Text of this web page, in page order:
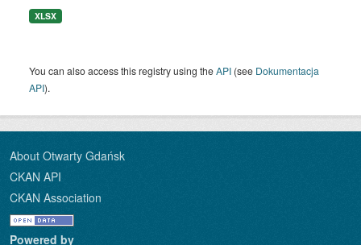
XLSX
You can also access this registry using theAPI (see Dokumentacja
API).
About Otwarty Gdańsk
CKAN API
CKAN Association
Powered by